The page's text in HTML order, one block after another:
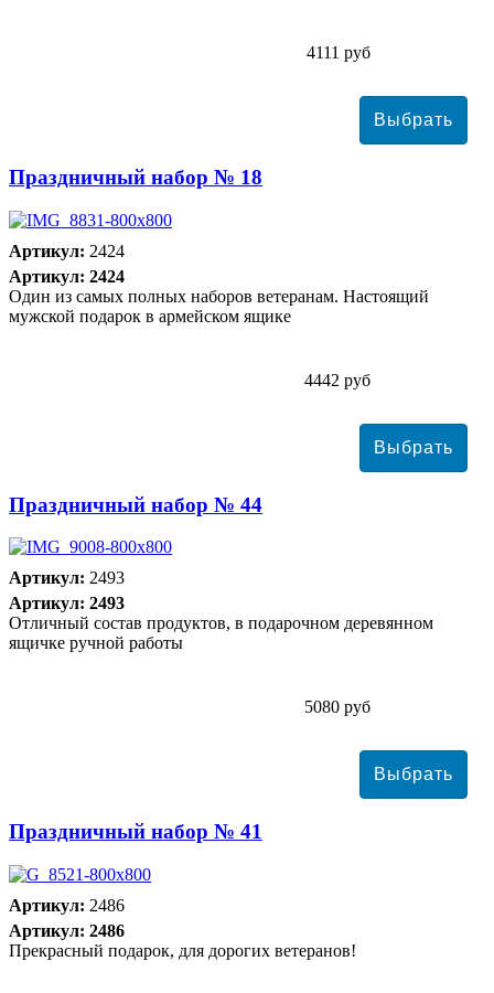
4111 руб
Праздничный набор № 18
Артикул: 2424
Артикул: 2424
Один из самых полных наборов ветеранам. Настоящий
мужской подарок в армейском ящике
4442 руб
Праздничный набор № 44
Артикул: 2493
Артикул: 2493
Отличный состав продуктов, в подарочном деревянном
ящичке ручной работы
5080 руб
Праздничный набор № 41
Артикул: 2486
Артикул: 2486
Прекрасный подарок, для дорогих ветеранов!